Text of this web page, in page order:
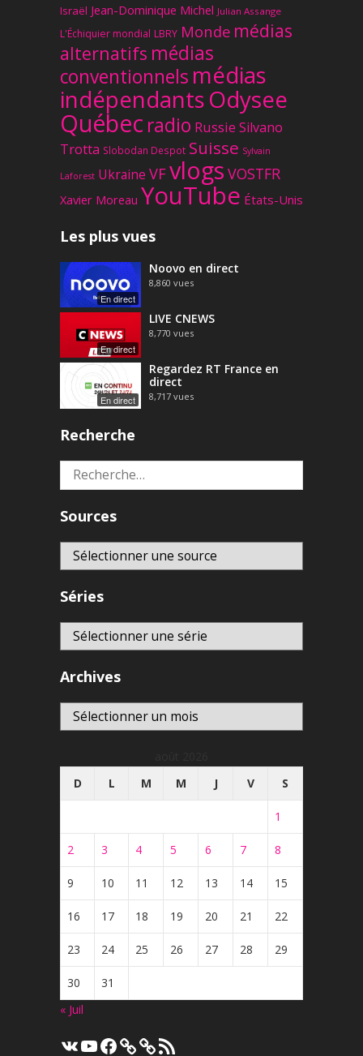
Israël Jean-Dominique Michel Julian Assange
L'Échiquier mondial LBRY Monde médias
alternatifs médias
conventionnels médias
indépendantsOdysee
Québec radio Russie Silvano
Trotta Slobodan Despot Suisse Sylvain
Laforest Ukraine VFvlogs VOSTFR
Xavier Moreau YouTube États-Unis
Les plus vues
En direct
Noovo en direct
8,860 vues
En direct
LIVE CNEWS
8,770 vues
En direct
Regardez RT France en
direct
8,717 vues
Recherche
Rechercher :
Sources
Séries
Archives
Archives
D
L M M J V S
1
2 3 4 5 6 7 8
9 10 11 12 13 14 15
16 17 18 19 20 21 22
23 24 25 26 27 28 29
30
31
« Juil
VK YouTube
Facebook Flux
RSS